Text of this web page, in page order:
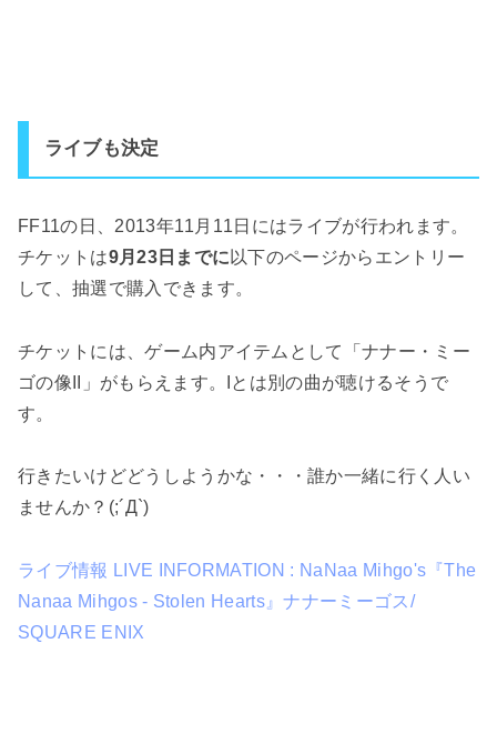
ライブも決定
FF11の日、2013年11月11日にはライブが行われます。
チケットは9月23日までに 以下のページからエントリー
して、抽選で購入できます。
チケットには、ゲーム内アイテムとして「ナナー・ミー
ゴの像II」がもらえます。Iとは別の曲が聴けるそうで
す。
行きたいけどどうしようかな・・・誰か一緒に行く人い
ませんか？(;´Д`)
ライブ情報 LIVE INFORMATION : NaNaa Mihgo's『The
Nanaa Mihgos - Stolen Hearts』ナナーミーゴス/
SQUARE ENIX